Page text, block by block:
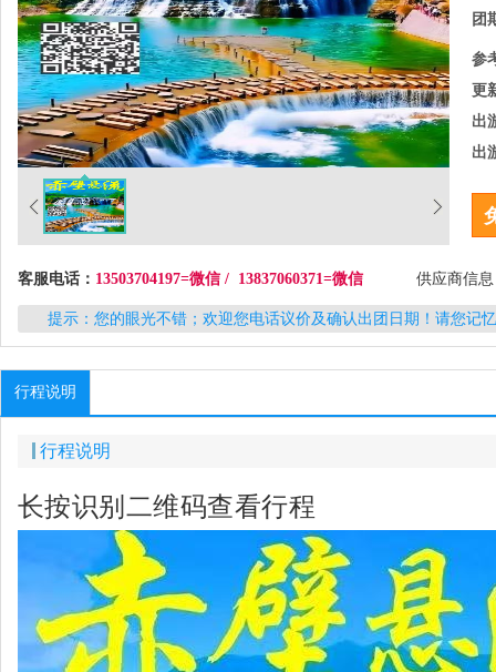
团
参
更
出
出
客服电话： 13503704197=微信 / 13837060371=微信 供应商信
提示：您的眼光不错；欢迎您电话议价及确认出团日期！请您记
行程说明
行程说明
长按识别二维码查看行程